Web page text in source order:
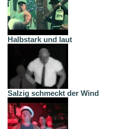
Halbstark und laut
Salzig schmeckt der Wind